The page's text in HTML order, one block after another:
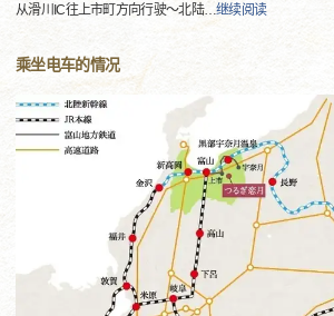
从滑川IC往上市町方向行驶～北陆…继续阅读
乘坐电车的情况